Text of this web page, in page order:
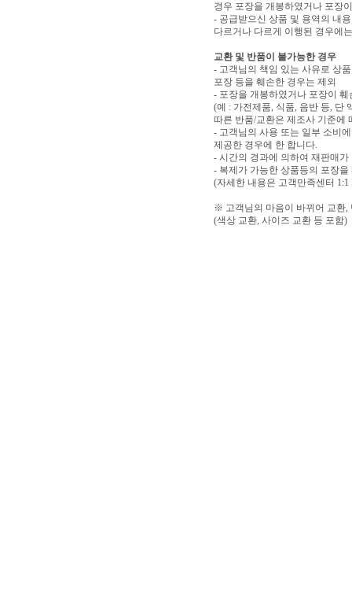
경우 포장을 개봉하였거나 포장
- 공급받으신 상품 및 용역의 내
다르거나 다르게 이행된 경우에
교환 및 반품이 불가능한 경우
- 고객님의 책임 있는 사유로 상
포장 등을 훼손한 경우는 제외
- 포장을 개봉하였거나 포장이
(예 : 가전제품, 식품, 음반 등, 단
따른 반품/교환은 제조사 기준에
- 고객님의 사용 또는 일부 소비
제공한 경우에 한 합니다.
- 시간의 경과에 의하여 재판매
- 복제가 가능한 상품등의 포장을
(자세한 내용은 고객만족센터
※ 고객님의 마음이 바뀌어 교환,
(색상 교환, 사이즈 교환 등 포함)